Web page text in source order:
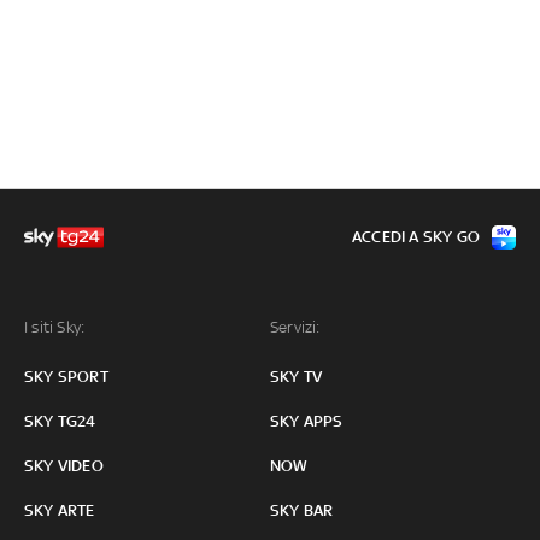
I siti Sky:
SKY SPORT
SKY TG24
SKY VIDEO
SKY ARTE
Servizi:
SKY TV
SKY APPS
NOW
SKY BAR
ACCEDI A SKY GO